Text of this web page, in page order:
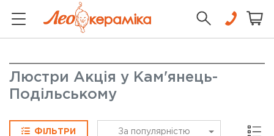
Люстри Акція у Кам'янець-
Подільському
ФІЛЬТРИ За популярністю Сітка